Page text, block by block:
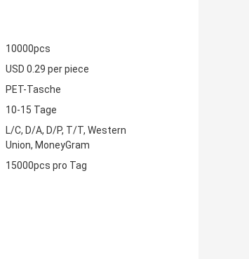
10000pcs
USD 0.29 per piece
PET-Tasche
10-15 Tage
L/C, D/A, D/P, T/T, Western
Union, MoneyGram
15000pcs pro Tag